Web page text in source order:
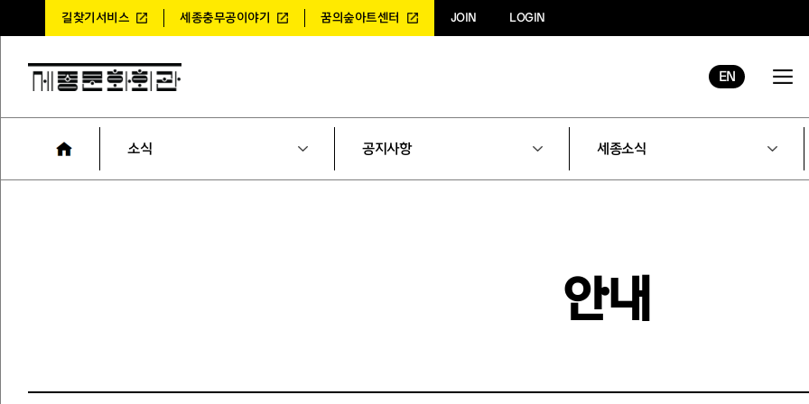
길찾기서비스 세종충무공이야기 꿈의숲아트센터 JOIN LOGIN
EN
소식 공지사항 세종소식
안내